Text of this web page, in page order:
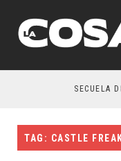
SECUELA
TAG: CASTLE